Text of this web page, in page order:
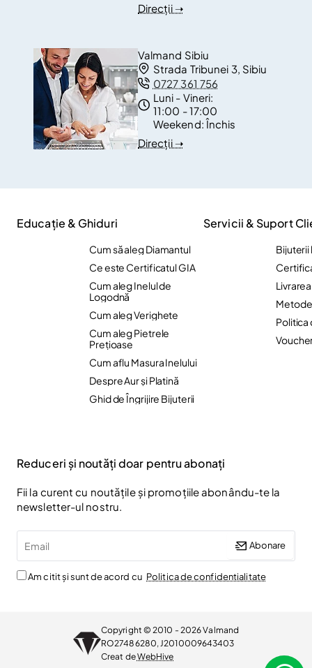
Direcții ➝
Valmand Sibiu
Strada Tribunei 3, Sibiu
0727 361 756
Luni - Vineri:
11:00 - 17:00
Weekend:Închis
Direcții ➝
Educație & Ghiduri
Cum să aleg Diamantul
Ce este Certificatul GIA
Cum aleg Inelul de
Logodnă
Cum aleg Verighete
Cum aleg Pietrele
Preţioase
Cum aflu Masura Inelului
Despre Aur și Platină
Ghid de Îngrijire Bijuterii
Servicii & Suport
Bijuterii
Politica
Reduceri și noutăți doar pentru abonați
Fii la curent cu noutățile și promoțiile abonându-te la
newsletter-ul nostru.
Abonare
Am citit și sunt de acord cu Politica de confidentialitate
Copyright © 2010 - 2026 Valmand
RO27486280, J2010009643403
Creat deWebHive